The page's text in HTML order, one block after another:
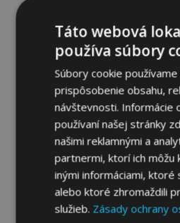
3D Gumené rohože No.77
NIRO 2018-up
46,95 €
Pridať Do
Táto webová
používa súbory
Súbory cookie používame
prispôsobenie obsahu,
návštevnosti. Informácie
používaní našej stránky
našimi reklamnými a
partnermi, ktorí ich môžu
inými informáciami, ktoré
alebo ktoré zhromaždili
služieb. Zásady ochrany